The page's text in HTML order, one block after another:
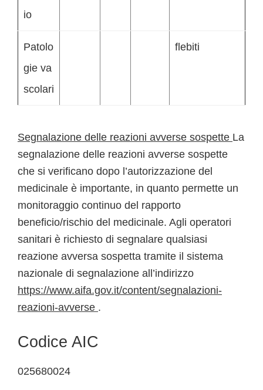
io
Patolo
gie va
scolari
flebiti
Segnalazione delle reazioni avverse sospette La
segnalazione delle reazioni avverse sospette
che si verificano dopo l’autorizzazione del
medicinale è importante, in quanto permette un
monitoraggio continuo del rapporto
beneficio/rischio del medicinale. Agli operatori
sanitari è richiesto di segnalare qualsiasi
reazione avversa sospetta tramite il sistema
nazionale di segnalazione all’indirizzo
https://www.aifa.gov.it/content/segnalazioni-
reazioni-avverse .
Codice AIC
025680024